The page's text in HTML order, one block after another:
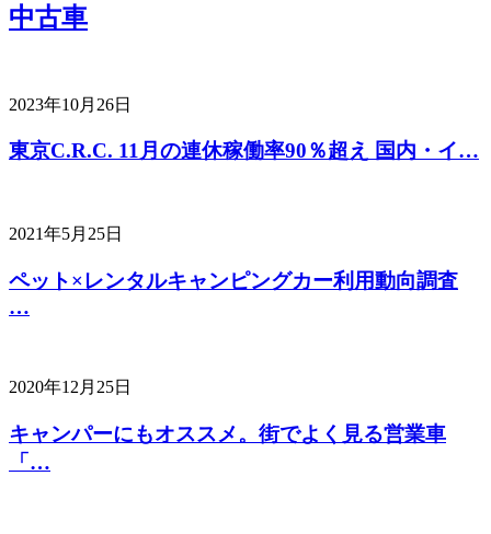
中古車
2023年10月26日
東京C.R.C. 11月の連休稼働率90％超え 国内・イ…
2021年5月25日
ペット×レンタルキャンピングカー利用動向調査
…
2020年12月25日
キャンパーにもオススメ。街でよく見る営業車
「…